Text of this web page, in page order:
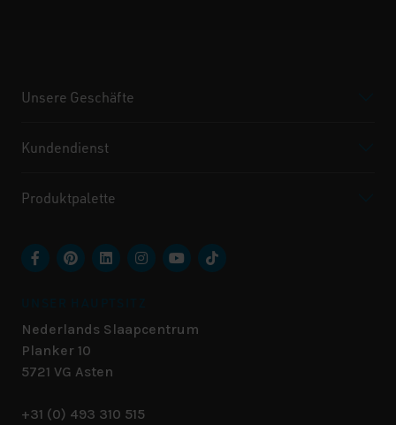
Unsere Geschäfte
Kundendienst
Produktpalette
Nederlands Slaapcentrum
Planker 10
5721 VG Asten
+31 (0) 493 310 515